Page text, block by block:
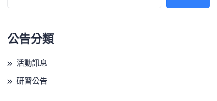
公告分類
活動訊息
研習公告